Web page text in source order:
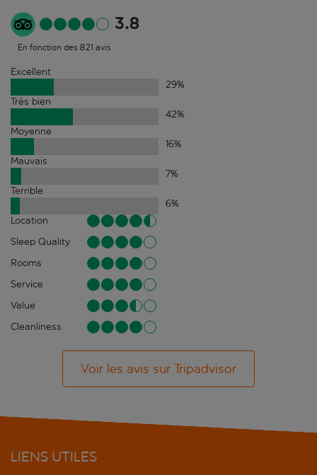
3.8
En fonction des 821 avis
Excellent
29%
Très bien
42%
Moyenne
16%
Mauvais
7%
Terrible
6%
Location
Sleep Quality
Rooms
Service
Value
Cleanliness
Voir les avis sur Tripadvisor
LIENS UTILES